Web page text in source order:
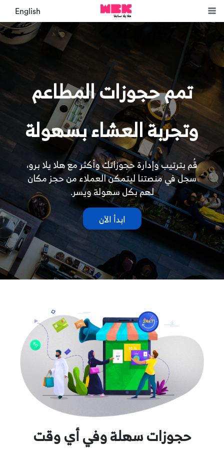
English
تمم حجوزات المطاعم
وتجربة العشاء بسهولة
قُم بترتيب وإدارة حجوزاتك وأكثر مع هلا يلا برو،
سجل في منصتنا ليتمكن العملاء من حجز مكان
لهم بكل سهولة ويسر.
ابدأ الآن
حجوزات سهلة وفي أي وقت